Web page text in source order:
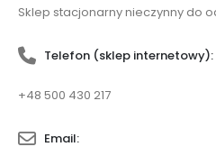
Sklep stacjonarny nieczynny do
Telefon (sklep internetowy):
+48 500 430 217
Email: